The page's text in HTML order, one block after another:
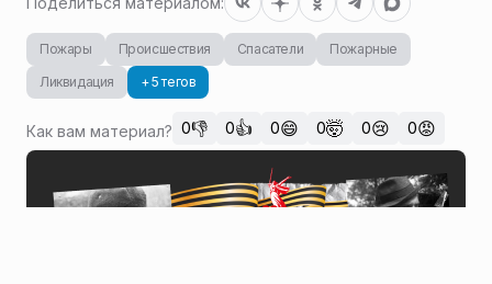
Пожары Происшествия Спасатели
Пожарные
Ликвидация
+ 5 тегов
Как вам материал? 0👎 0👍 0😄 0🤯 0😢 0😡